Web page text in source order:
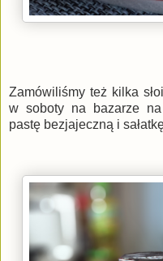
Zamówiliśmy też kilka
w soboty na bazarze
pastę bezjajeczną i